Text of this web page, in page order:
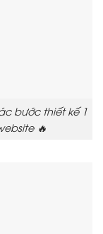
bước thiết kế 1
🔥